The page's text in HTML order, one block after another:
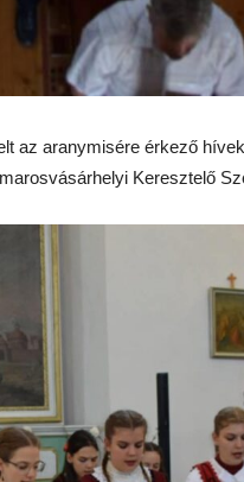
az aranymisére érkező
Keresztelő